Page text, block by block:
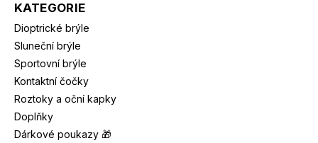
KATEGORIE
Dioptrické brýle
Sluneční brýle
Sportovní brýle
Kontaktní čočky
Roztoky a oční kapky
Doplňky
Dárkové poukazy 🎁